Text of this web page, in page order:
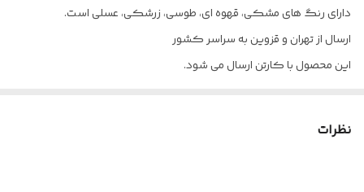
دارای رنگ های مشکی، قهوه ای، طوسی، زرشکی، عسلی است.
ارسال از تهران و قزوین به سراسر کشور
این محصول با کارتن ارسال می شود.
نظرات